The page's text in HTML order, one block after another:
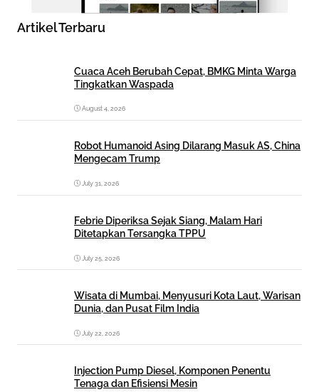
Artikel Terbaru
Cuaca Aceh Berubah Cepat, BMKG Minta Warga
Tingkatkan Waspada
August 4, 2026
Robot Humanoid Asing Dilarang Masuk AS, China
Mengecam Trump
July 31, 2026
Febrie Diperiksa Sejak Siang, Malam Hari
Ditetapkan Tersangka TPPU
July 25, 2026
Wisata di Mumbai, Menyusuri Kota Laut, Warisan
Dunia, dan Pusat Film India
July 22, 2026
Injection Pump Diesel, Komponen Penentu
Tenaga dan Efisiensi Mesin